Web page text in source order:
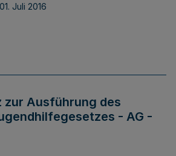
Juli 2016
zur Ausführung des
- AG -